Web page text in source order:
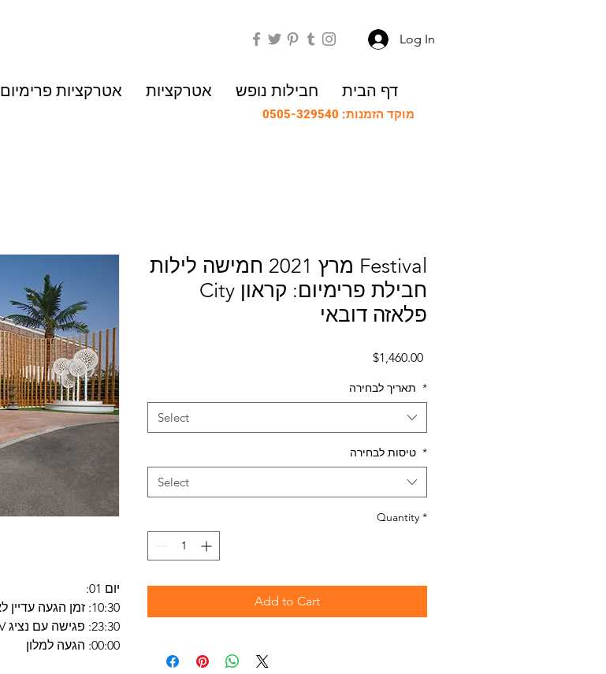
Log In
מוקד הזמנות: 0505-329540
דף הבית חבילות נופש אטרקציות אטרקציות פרימיום
יום 01:
10:30: זמן הגעה עדיין לא ידוע והוא יעודכן בהמשך
23:30: פגישה עם נציג DUBAITLV בשדה בדובאי
00:00: הגעה למלון
מרץ 2021 חמישה לילות Festival
City חבילת פרימיום: קראון
פלאזה דובאי
$1,460.00Price
*
Select
*
Select
Quantity *
Add to Cart